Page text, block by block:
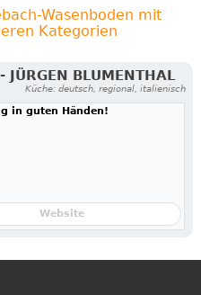
Wasenboden mit
Kategorien
JÜRGEN BLUMENTHAL
Küche: deutsch, regional, italienisch
in guten Händen!
Website